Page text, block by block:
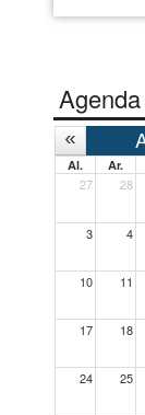
Agenda
Al. Ar.
27 28
3 4
10 11
17 18
24 25